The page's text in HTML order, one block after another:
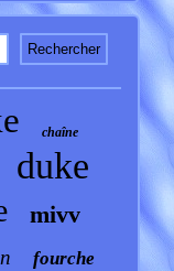
chaîne
duke
mivv
fourche